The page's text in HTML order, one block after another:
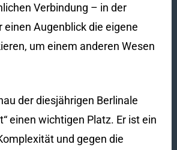
Verbindung – in der
einen Augenblick die eigene
um einem anderen Wesen
der diesjährigen Berlinale
einen wichtigen Platz. Er ist ein
und gegen die